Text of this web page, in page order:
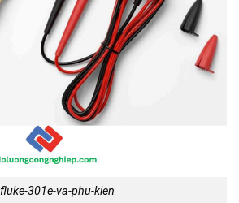
fluke-301e-va-phu-kien